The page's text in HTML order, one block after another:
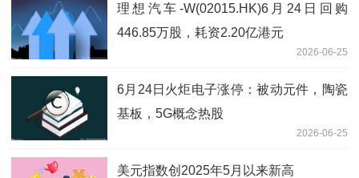
理想汽车-W(02015.HK)6月24日回购
446.85万股，耗资2.20亿港元
2026-06-25
6月24日火炬电子涨停：被动元件，陶瓷
基板，5G概念热股
2026-06-25
美元指数创2025年5月以来新高